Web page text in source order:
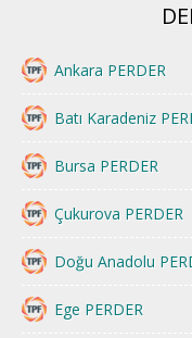
Ankara PERDER
Batı Karadeniz
Bursa PERDER
Çukurova PERDER
Doğu Anadolu
Ege PERDER